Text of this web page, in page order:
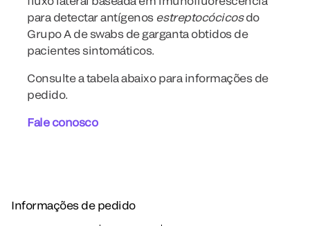
para detectar antígenos estreptocócicosdo
Grupo A de swabs de garganta obtidos de
pacientes sintomáticos.
Consulte a tabela abaixo para informações de
pedido.
Fale conosco
Informações de pedido